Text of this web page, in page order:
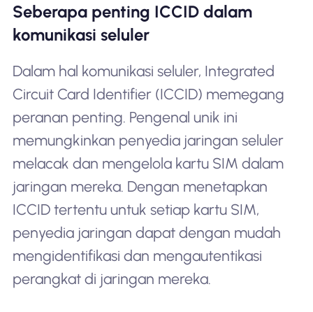
Seberapa penting ICCID dalam
komunikasi seluler
Dalam hal komunikasi seluler, Integrated
Circuit Card Identifier (ICCID) memegang
peranan penting. Pengenal unik ini
memungkinkan penyedia jaringan seluler
melacak dan mengelola kartu SIM dalam
jaringan mereka. Dengan menetapkan
ICCID tertentu untuk setiap kartu SIM,
penyedia jaringan dapat dengan mudah
mengidentifikasi dan mengautentikasi
perangkat di jaringan mereka.